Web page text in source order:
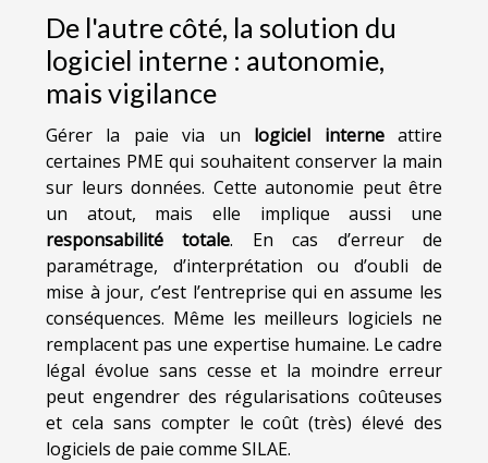
De l'autre côté, la solution du
logiciel interne : autonomie,
mais vigilance
Gérer la paie via un logiciel interneattire
certaines PME qui souhaitent conserver la main
sur leurs données. Cette autonomie peut être
un atout, mais elle implique aussi une
responsabilité totale. En cas d’erreur de
paramétrage, d’interprétation ou d’oubli de
mise à jour, c’est l’entreprise qui en assume les
conséquences. Même les meilleurs logiciels ne
remplacent pas une expertise humaine. Le cadre
légal évolue sans cesse et la moindre erreur
peut engendrer des régularisations coûteuses
et cela sans compter le coût (très) élevé des
logiciels de paie comme SILAE.